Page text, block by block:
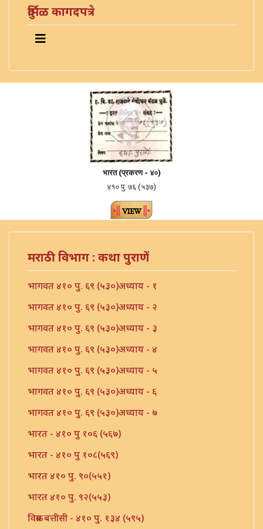
दुर्मिळ कागदपत्रे
भारत (प्रकरण - ४०)
४१० पु. ७६ (५३७)
मराठी विभाग : कथा पुराणें
भागवत ४१० पु. ६९ (५३०)अध्याय - १
भागवत ४१० पु. ६९ (५३०)अध्याय - २
भागवत ४१० पु. ६९ (५३०)अध्याय - ३
भागवत ४१० पु. ६९ (५३०)अध्याय - ४
भागवत ४१० पु. ६९ (५३०)अध्याय - ५
भागवत ४१० पु. ६९ (५३०)अध्याय - ६
भागवत ४१० पु. ६९ (५३०)अध्याय - ७
भारत - ४१० पु १०६ (५६७)
भारत - ४१० पु १०८(५६९)
भारत ४१० पु. ९०(५५१)
भारत ४१० पु. ९२(५५३)
विक्रम बत्तीसी - ४१० पु. १३४ (५९५)